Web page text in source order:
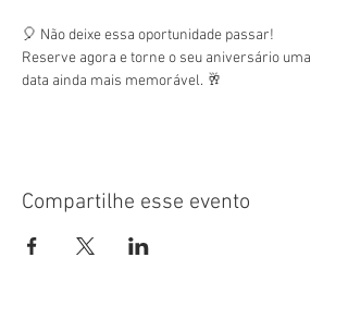
🎈 Não deixe essa oportunidade passar!
Reserve agora e torne o seu aniversário uma
data ainda mais memorável. 🥂
Compartilhe esse evento